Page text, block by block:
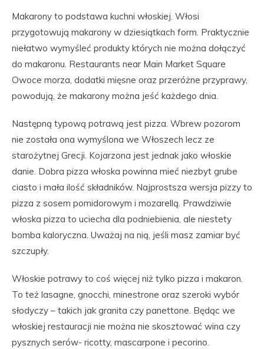
Makarony to podstawa kuchni włoskiej. Włosi
przygotowują makarony w dziesiątkach form. Praktycznie
niełatwo wymyśleć produkty których nie można dołączyć
do makaronu. Restaurants near Main Market Square
Owoce morza, dodatki mięsne oraz przeróżne przyprawy,
powodują, że makarony można jeść każdego dnia.
Następną typową potrawą jest pizza. Wbrew pozorom
nie została ona wymyślona we Włoszech lecz ze
starożytnej Grecji. Kojarzona jest jednak jako włoskie
danie. Dobra pizza włoska powinna mieć niezbyt grube
ciasto i mała ilość składników. Najprostsza wersja pizzy to
pizza z sosem pomidorowym i mozarellą. Prawdziwie
włoska pizza to uciecha dla podniebienia, ale niestety
bomba kaloryczna. Uważaj na nią, jeśli masz zamiar być
szczupły.
Włoskie potrawy to coś więcej niż tylko pizza i makaron.
To też lasagne, gnocchi, minestrone oraz szeroki wybór
słodyczy – takich jak granita czy panettone. Będąc we
włoskiej restauracji nie można nie skosztować wina czy
pysznych serów- ricotty, mascarpone i pecorino.